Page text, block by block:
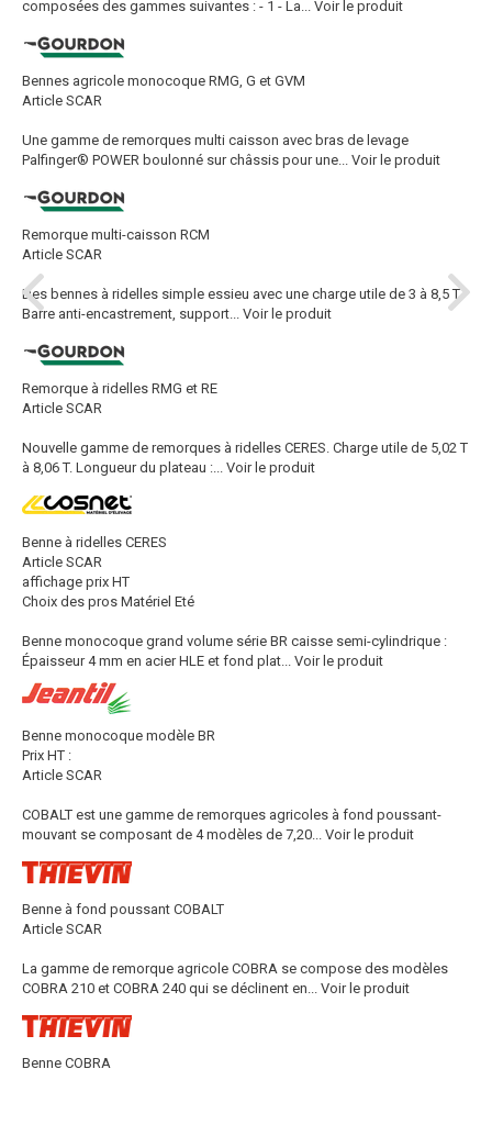
composées des gammes suivantes : - 1 - La... Voir le produit
Bennes agricole monocoque RMG, G et GVM
Article SCAR
Une gamme de remorques multi caisson avec bras de levage
Palfinger® POWER boulonné sur châssis pour une... Voir le produit
Remorque multi-caisson RCM
Article SCAR
Des bennes à ridelles simple essieu avec une charge utile de 3 à 8,5 T.
Barre anti-encastrement, support... Voir le produit
Remorque à ridelles RMG et RE
Article SCAR
Nouvelle gamme de remorques à ridelles CERES. Charge utile de 5,02 T
à 8,06 T. Longueur du plateau :... Voir le produit
Benne à ridelles CERES
Article SCAR
affichage prix HT
Choix des pros Matériel Eté
Benne monocoque grand volume série BR caisse semi-cylindrique :
Épaisseur 4 mm en acier HLE et fond plat... Voir le produit
Benne monocoque modèle BR
Prix HT :
Article SCAR
COBALT est une gamme de remorques agricoles à fond poussant-
mouvant se composant de 4 modèles de 7,20... Voir le produit
Benne à fond poussant COBALT
Article SCAR
La gamme de remorque agricole COBRA se compose des modèles
COBRA 210 et COBRA 240 qui se déclinent en... Voir le produit
Benne COBRA